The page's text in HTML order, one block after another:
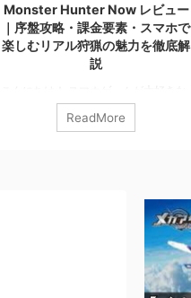
Monster Hunter Now レビュー
｜序盤攻略・課金要素・スマホで
楽しむリアル狩猟の魅力を徹底解
説
カルマです。 今回は、位置情報連動型
アクションRPG、、、 『Monster
はプロモーションを含みます。 ダウン
ロードはコチラ！ モンスターハンター
Now Niantic, Inc.無料posted withアプ
リーチ 【『Monster Hunter Now』は
こんな人におすすめ！】 モンハンシリ
ーズが好きな人 外に出るきっかけが欲
ReadMore